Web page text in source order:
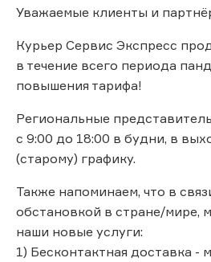
Уважаемые клиенты и
Курьер Сервис Экспресс
в течение всего периода
повышения тарифа!
Региональные
с 9:00 до 18:00 в будни, в
(старому) графику.
Также напоминаем, что в
обстановкой в стране/мире,
наши новые услуги:
1) Бесконтактная доставка -